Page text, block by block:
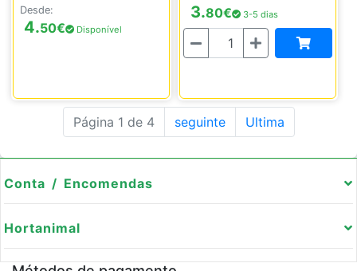
Desde:
4.50€ Disponível
3.80€ 3-5 dias
Quantidade
Página 1 de 4 seguinte Ultima
Conta / Encomendas
Hortanimal